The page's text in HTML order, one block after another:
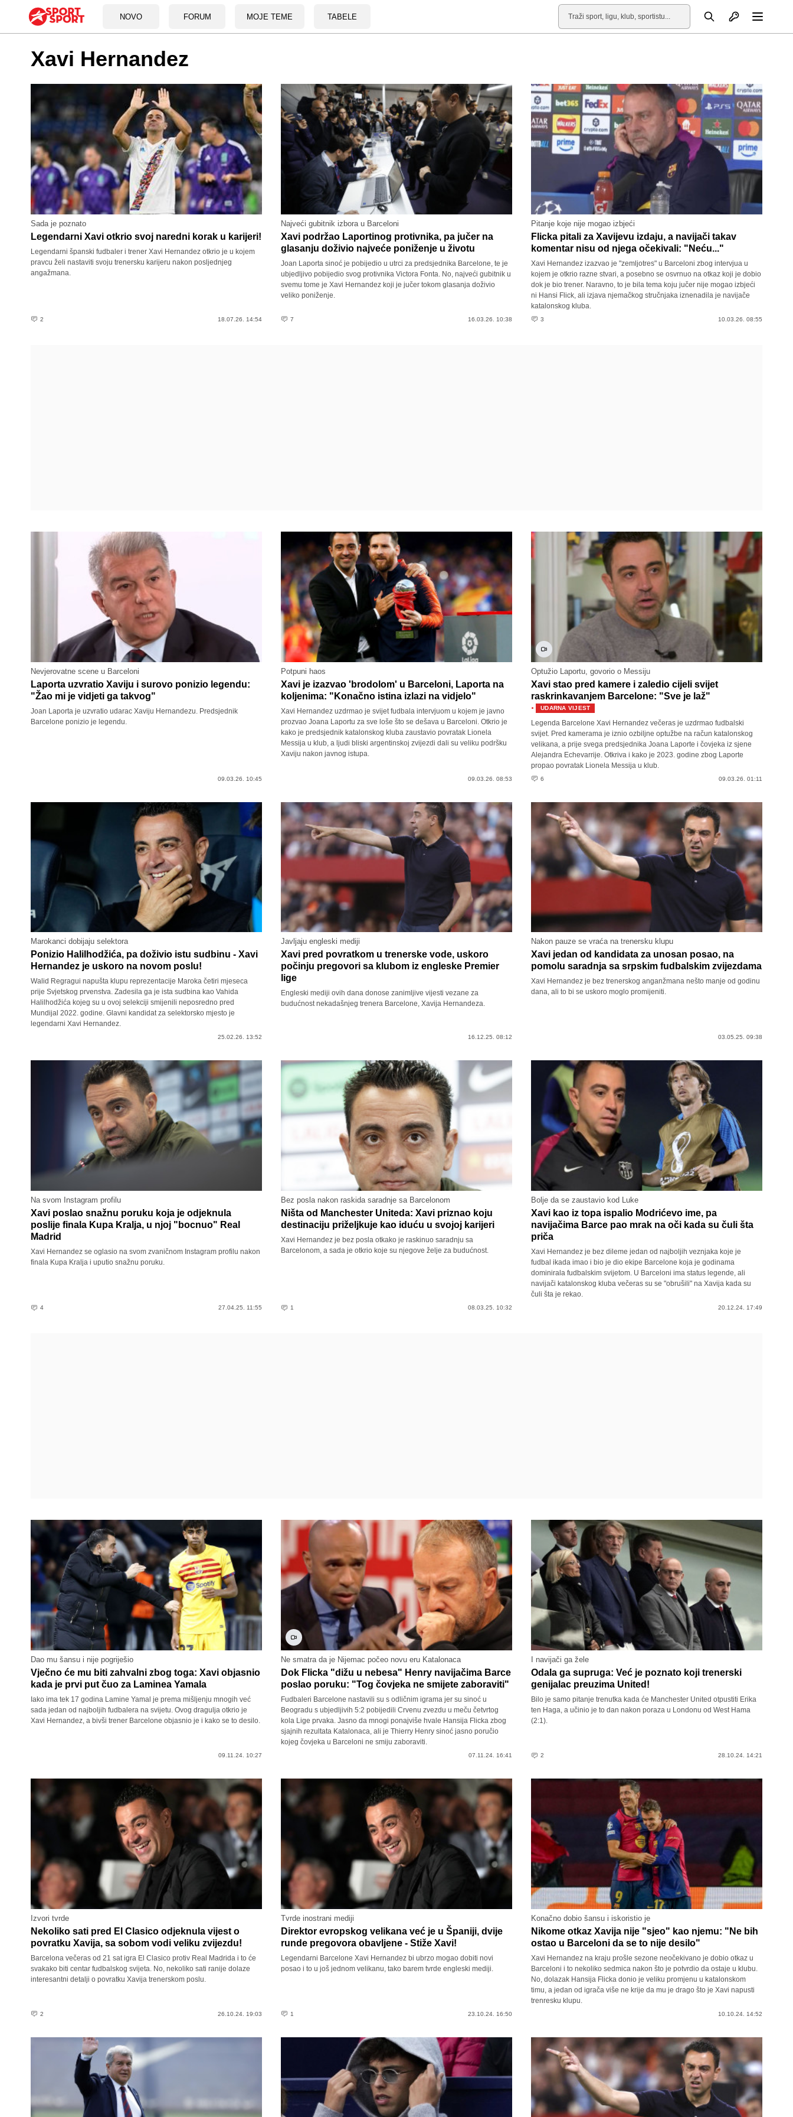
NOVO FORUM MOJE TEME TABELE
Pretraga Otvori profil
Xavi Hernandez
Sada je poznato
Legendarni Xavi otkrio svoj naredni korak u karijeri!
Legendarni španski fudbaler i trener Xavi Hernandez otkrio je u kojem
pravcu želi nastaviti svoju trenersku karijeru nakon posljednjeg
angažmana.
2 18.07.26. 14:54
Najveći gubitnik izbora u Barceloni
Xavi podržao Laportinog protivnika, pa jučer na
glasanju doživio najveće poniženje u životu
Joan Laporta sinoć je pobijedio u utrci za predsjednika Barcelone, te je
ubjedljivo pobijedio svog protivnika Victora Fonta. No, najveći gubitnik u
svemu tome je Xavi Hernandez koji je jučer tokom glasanja doživio
veliko poniženje.
7 16.03.26. 10:38
Pitanje koje nije mogao izbjeći
Flicka pitali za Xavijevu izdaju, a navijači takav
komentar nisu od njega očekivali: "Neću..."
Xavi Hernandez izazvao je "zemljotres" u Barceloni zbog intervjua u
kojem je otkrio razne stvari, a posebno se osvrnuo na otkaz koji je dobio
dok je bio trener. Naravno, to je bila tema koju jučer nije mogao izbjeći
ni Hansi Flick, ali izjava njemačkog stručnjaka iznenadila je navijače
katalonskog kluba.
3 10.03.26. 08:55
Nevjerovatne scene u Barceloni
Laporta uzvratio Xaviju i surovo ponizio legendu:
"Žao mi je vidjeti ga takvog"
Joan Laporta je uzvratio udarac Xaviju Hernandezu. Predsjednik
Barcelone ponizio je legendu.
09.03.26. 10:45
Potpuni haos
Xavi je izazvao 'brodolom' u Barceloni, Laporta na
koljenima: "Konačno istina izlazi na vidjelo"
Xavi Hernandez uzdrmao je svijet fudbala intervjuom u kojem je javno
prozvao Joana Laportu za sve loše što se dešava u Barceloni. Otkrio je
kako je predsjednik katalonskog kluba zaustavio povratak Lionela
Messija u klub, a ljudi bliski argentinskoj zvijezdi dali su veliku podršku
Xaviju nakon javnog istupa.
09.03.26. 08:53
Optužio Laportu, govorio o Messiju
Xavi stao pred kamere i zaledio cijeli svijet
raskrinkavanjem Barcelone: "Sve je laž"
· UDARNA VIJEST
Legenda Barcelone Xavi Hernandez večeras je uzdrmao fudbalski
svijet. Pred kamerama je iznio ozbiljne optužbe na račun katalonskog
velikana, a prije svega predsjednika Joana Laporte i čovjeka iz sjene
Alejandra Echevarrije. Otkriva i kako je 2023. godine zbog Laporte
propao povratak Lionela Messija u klub.
6 09.03.26. 01:11
Marokanci dobijaju selektora
Ponizio Halilhodžića, pa doživio istu sudbinu - Xavi
Hernandez je uskoro na novom poslu!
Walid Regragui napušta klupu reprezentacije Maroka četiri mjeseca
prije Svjetskog prvenstva. Zadesila ga je ista sudbina kao Vahida
Halilhodžića kojeg su u ovoj selekciji smijenili neposredno pred
Mundijal 2022. godine. Glavni kandidat za selektorsko mjesto je
legendarni Xavi Hernandez.
25.02.26. 13:52
Javljaju engleski mediji
Xavi pred povratkom u trenerske vode, uskoro
počinju pregovori sa klubom iz engleske Premier
lige
Engleski mediji ovih dana donose zanimljive vijesti vezane za
budućnost nekadašnjeg trenera Barcelone, Xavija Hernandeza.
16.12.25. 08:12
Nakon pauze se vraća na trenersku klupu
Xavi jedan od kandidata za unosan posao, na
pomolu saradnja sa srpskim fudbalskim zvijezdama
Xavi Hernandez je bez trenerskog anganžmana nešto manje od godinu
dana, ali to bi se uskoro moglo promijeniti.
03.05.25. 09:38
Na svom Instagram profilu
Xavi poslao snažnu poruku koja je odjeknula
poslije finala Kupa Kralja, u njoj "bocnuo" Real
Madrid
Xavi Hernandez se oglasio na svom zvaničnom Instagram profilu nakon
finala Kupa Kralja i uputio snažnu poruku.
4 27.04.25. 11:55
Bez posla nakon raskida saradnje sa Barcelonom
Ništa od Manchester Uniteda: Xavi priznao koju
destinaciju priželjkuje kao iduću u svojoj karijeri
Xavi Hernandez je bez posla otkako je raskinuo saradnju sa
Barcelonom, a sada je otkrio koje su njegove želje za budućnost.
1 08.03.25. 10:32
Bolje da se zaustavio kod Luke
Xavi kao iz topa ispalio Modrićevo ime, pa
navijačima Barce pao mrak na oči kada su čuli šta
priča
Xavi Hernandez je bez dileme jedan od najboljih veznjaka koje je
fudbal ikada imao i bio je dio ekipe Barcelone koja je godinama
dominirala fudbalskim svijetom. U Barceloni ima status legende, ali
navijači katalonskog kluba večeras su se "obrušili" na Xavija kada su
čuli šta je rekao.
20.12.24. 17:49
Dao mu šansu i nije pogriješio
Vječno će mu biti zahvalni zbog toga: Xavi objasnio
kada je prvi put čuo za Laminea Yamala
Iako ima tek 17 godina Lamine Yamal je prema mišljenju mnogih već
sada jedan od najboljih fudbalera na svijetu. Ovog dragulja otkrio je
Xavi Hernandez, a bivši trener Barcelone objasnio je i kako se to desilo.
09.11.24. 10:27
Ne smatra da je Nijemac počeo novu eru Katalonaca
Dok Flicka "dižu u nebesa" Henry navijačima Barce
poslao poruku: "Tog čovjeka ne smijete zaboraviti"
Fudbaleri Barcelone nastavili su s odličnim igrama jer su sinoć u
Beogradu s ubjedljivih 5:2 pobijedili Crvenu zvezdu u meču četvrtog
kola Lige prvaka. Jasno da mnogi ponajviše hvale Hansija Flicka zbog
sjajnih rezultata Katalonaca, ali je Thierry Henry sinoć jasno poručio
kojeg čovjeka u Barceloni ne smiju zaboraviti.
07.11.24. 16:41
I navijači ga žele
Odala ga supruga: Već je poznato koji trenerski
genijalac preuzima United!
Bilo je samo pitanje trenutka kada će Manchester United otpustiti Erika
ten Haga, a učinio je to dan nakon poraza u Londonu od West Hama
(2:1).
2 28.10.24. 14:21
Izvori tvrde
Nekoliko sati pred El Clasico odjeknula vijest o
povratku Xavija, sa sobom vodi veliku zvijezdu!
Barcelona večeras od 21 sat igra El Clasico protiv Real Madrida i to će
svakako biti centar fudbalskog svijeta. No, nekoliko sati ranije dolaze
interesantni detalji o povratku Xavija trenerskom poslu.
2 26.10.24. 19:03
Tvrde inostrani mediji
Direktor evropskog velikana već je u Španiji, dvije
runde pregovora obavljene - Stiže Xavi!
Legendarni Barcelone Xavi Hernandez bi ubrzo mogao dobiti novi
posao i to u još jednom velikanu, tako barem tvrde engleski mediji.
1 23.10.24. 16:50
Konačno dobio šansu i iskoristio je
Nikome otkaz Xavija nije "sjeo" kao njemu: "Ne bih
ostao u Barceloni da se to nije desilo"
Xavi Hernandez na kraju prošle sezone neočekivano je dobio otkaz u
Barceloni i to nekoliko sedmica nakon što je potvrdio da ostaje u klubu.
No, dolazak Hansija Flicka donio je veliku promjenu u katalonskom
timu, a jedan od igrača više ne krije da mu je drago što je Xavi napusti
trenresku klupu.
10.10.24. 14:52